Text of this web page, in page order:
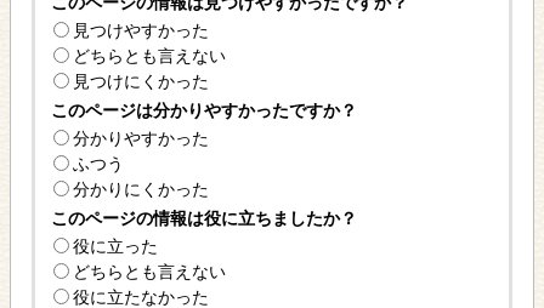
見つけやすかった
どちらとも言えない
見つけにくかった
このページは分かりやすかったですか？
分かりやすかった
ふつう
分かりにくかった
このページの情報は役に立ちましたか？
役に立った
どちらとも言えない
役に立たなかった